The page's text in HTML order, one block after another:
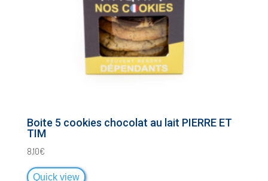
Boite 5 cookies chocolat au lait PIERRE ET
TIM
8,10€
Quick view